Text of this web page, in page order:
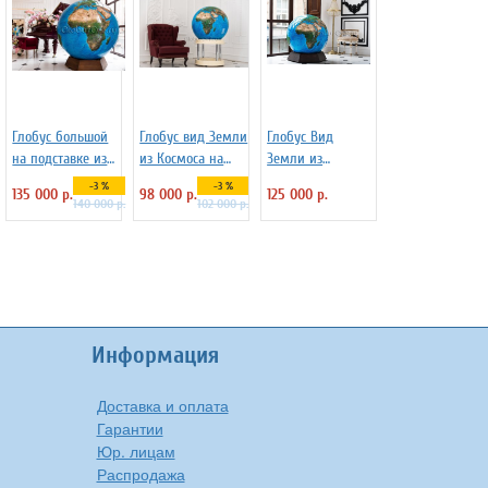
Глобус большой
на подставке из
дерева Вид из
Космоса d=130 см
135 000 р. -3 %
140 000 р.
Глобус вид Земли
из Космоса на
пластиковой
подставке, d=95
см
98 000 р. -3 %
102 000 р.
Глобус Вид
Земли из
подставке из
бука d=95см
125 000 р.
Информация
Доставка и оплата
Гарантии
Юр. лицам
Распродажа